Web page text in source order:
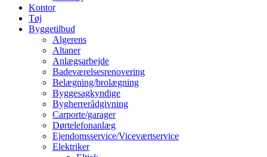
Kontor
Tøj
Byggetilbud
Algerens
Altaner
Anlægsarbejde
Badeværelsesrenovering
Belægning/brolægning
Byggesagkyndige
Bygherrerådgivning
Carporte/garager
Dørtelefonanlæg
Ejendomsservice/Viceværtservice
Elektriker